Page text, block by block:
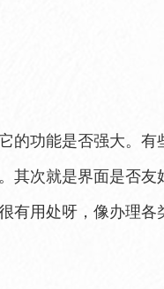
的功能是否强大。
其次就是界面是否友
有用处呀，像办理各